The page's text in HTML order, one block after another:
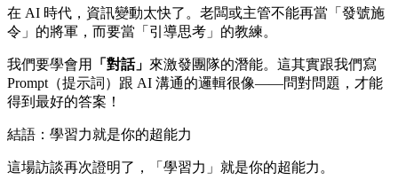
在 AI 時代，資訊變動太快了。老闆或主管不能再當「發號施
令」的將軍，而要當「引導思考」的教練。
我們要學會用 「對話」 來激發團隊的潛能。這其實跟我們寫
Prompt（提示詞）跟 AI 溝通的邏輯很像——問對問題，才能
得到最好的答案！
結語：學習力就是你的超能力
這場訪談再次證明了，「學習力」就是你的超能力。